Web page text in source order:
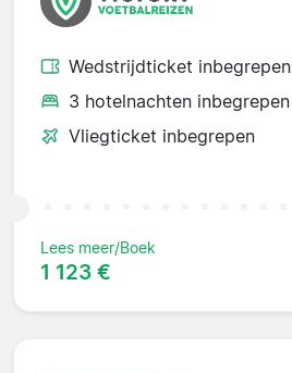
Wedstrijdticket inbegrepen
3 hotelnachten inbegrepen
Vliegticket inbegrepen
Lees meer/Boek
1 123 €